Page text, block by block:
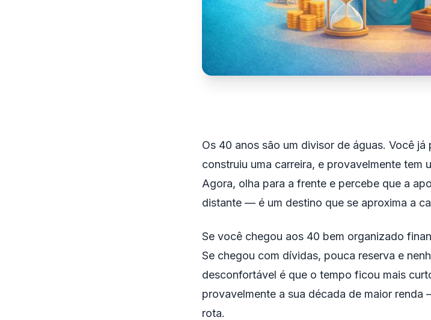
Os 40 anos são um divisor de águas. Você
construiu uma carreira, e provavelmente tem
Agora, olha para a frente e percebe que a
distante — é um destino que se aproxima a
Se você chegou aos 40 bem organizado
Se chegou com dívidas, pouca reserva e
desconfortável é que o tempo ficou mais
provavelmente a sua década de maior
rota.